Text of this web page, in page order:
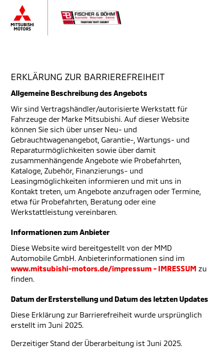
ERKLÄRUNG ZUR BARRIEREFREIHEIT
Allgemeine Beschreibung des Angebots
Wir sind Vertragshändler/autorisierte Werkstatt für
Fahrzeuge der Marke Mitsubishi. Auf dieser Website
können Sie sich über unser Neu- und
Gebrauchtwagenangebot, Garantie-, Wartungs- und
Reparaturmöglichkeiten sowie über damit
zusammenhängende Angebote wie Probefahrten,
Kataloge, Zubehör, Finanzierungs- und
Leasingmöglichkeiten informieren und mit uns in
Kontakt treten, um Angebote anzufragen oder Termine,
etwa für Probefahrten, Beratung oder eine
Werkstattleistung vereinbaren.
Informationen zum Anbieter
Diese Website wird bereitgestellt von der MMD
Automobile GmbH. Anbieterinformationen sind im
www.mitsubishi-motors.de/impressum - IMRESSUM zu
finden.
Datum der Ersterstellung und Datum des letzten Updates
Diese Erklärung zur Barrierefreiheit wurde ursprünglich
erstellt im Juni 2025.
Derzeitiger Stand der Überarbeitung ist Juni 2025.